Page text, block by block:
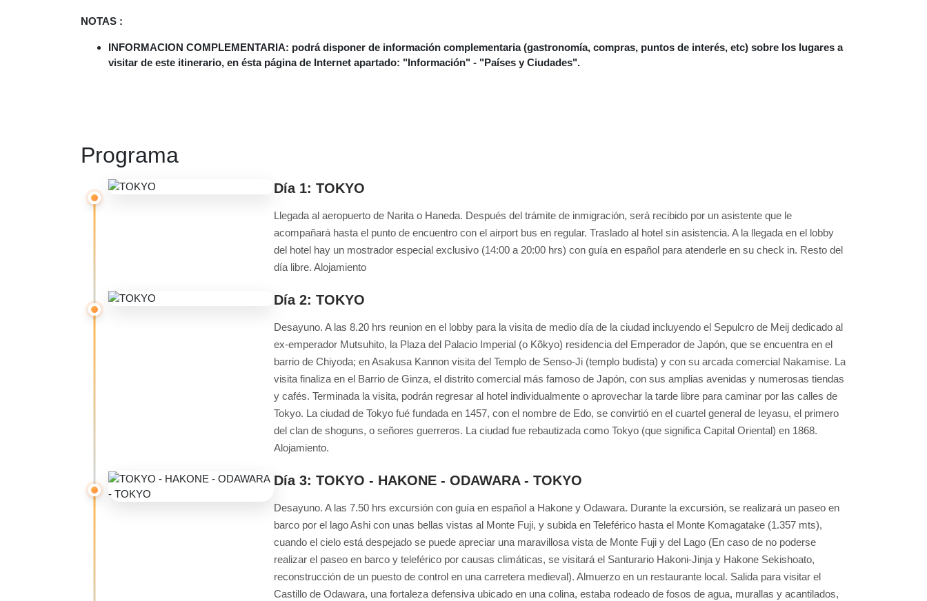
NOTAS :
INFORMACION COMPLEMENTARIA: podrá disponer de información complementaria (gastronomía, compras, puntos de interés, etc) sobre los lugares a
visitar de este itinerario, en ésta página de Internet apartado: "Información" - "Países y Ciudades".
Programa
Día 1: TOKYO
Llegada al aeropuerto de Narita o Haneda. Después del trámite de inmigración, será recibido por un asistente que le
acompañará hasta el punto de encuentro con el airport bus en regular. Traslado al hotel sin asistencia. A la llegada en el lobby
del hotel hay un mostrador especial exclusivo (14:00 a 20:00 hrs) con guía en español para atenderle en su check in. Resto del
día libre. Alojamiento
Día 2: TOKYO
Desayuno. A las 8.20 hrs reunion en el lobby para la visita de medio día de la ciudad incluyendo el Sepulcro de Meij dedicado al
ex-emperador Mutsuhito, la Plaza del Palacio Imperial (o Kõkyo) residencia del Emperador de Japón, que se encuentra en el
barrio de Chiyoda; en Asakusa Kannon visita del Templo de Senso-Ji (templo budista) y con su arcada comercial Nakamise. La
visita finaliza en el Barrio de Ginza, el distrito comercial más famoso de Japón, con sus amplias avenidas y numerosas tiendas
y cafés. Terminada la visita, podrán regresar al hotel individualmente o aprovechar la tarde libre para caminar por las calles de
Tokyo. La ciudad de Tokyo fué fundada en 1457, con el nombre de Edo, se convirtió en el cuartel general de Ieyasu, el primero
del clan de shoguns, o señores guerreros. La ciudad fue rebautizada como Tokyo (que significa Capital Oriental) en 1868.
Alojamiento.
Día 3: TOKYO - HAKONE - ODAWARA - TOKYO
Desayuno. A las 7.50 hrs excursión con guía en español a Hakone y Odawara. Durante la excursión, se realizará un paseo en
barco por el lago Ashi con unas bellas vistas al Monte Fuji, y subida en Teleférico hasta el Monte Komagatake (1.357 mts),
cuando el cielo está despejado se puede apreciar una maravillosa vista de Monte Fuji y del Lago (En caso de no poderse
realizar el paseo en barco y teleférico por causas climáticas, se visitará el Santurario Hakoni-Jinja y Hakone Sekishoato,
reconstrucción de un puesto de control en una carretera medieval). Almuerzo en un restaurante local. Salida para visitar el
Castillo de Odawara, una fortaleza defensiva ubicado en una colina, estaba rodeado de fosos de agua, murallas y acantilados,